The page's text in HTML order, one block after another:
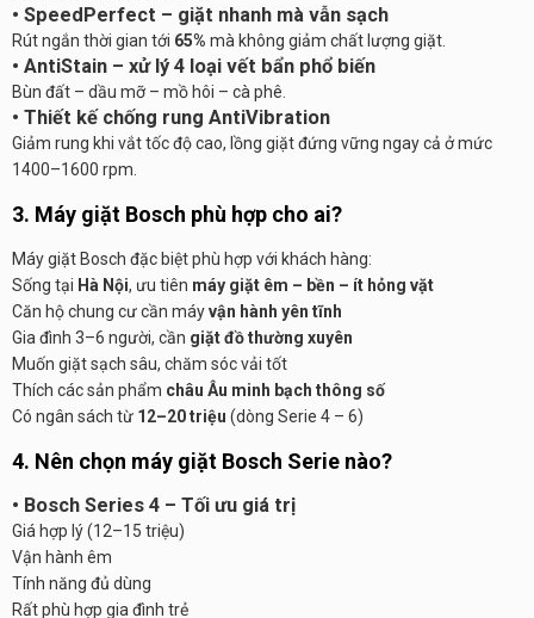
• SpeedPerfect – giặt nhanh mà vẫn sạch
Rút ngắn thời gian tới 65% mà không giảm chất lượng giặt.
• AntiStain – xử lý 4 loại vết bẩn phổ biến
Bùn đất – dầu mỡ – mồ hôi – cà phê.
• Thiết kế chống rung AntiVibration
Giảm rung khi vắt tốc độ cao, lồng giặt đứng vững ngay cả ở mức
1400–1600 rpm.
3. Máy giặt Bosch phù hợp cho ai?
Máy giặt Bosch đặc biệt phù hợp với khách hàng:
Sống tại Hà Nội, ưu tiên máy giặt êm – bền – ít hỏng vặt
Căn hộ chung cư cần máyvận hành yên tĩnh
Gia đình 3–6 người, cần giặt đồ thường xuyên
Muốn giặt sạch sâu, chăm sóc vải tốt
Thích các sản phẩm châu Âu minh bạch thông số
Có ngân sách từ 12–20 triệu (dòng Serie 4 – 6)
4. Nên chọn máy giặt Bosch Serie nào?
• Bosch Series 4 – Tối ưu giá trị
Giá hợp lý (12–15 triệu)
Vận hành êm
Tính năng đủ dùng
Rất phù hợp gia đình trẻ